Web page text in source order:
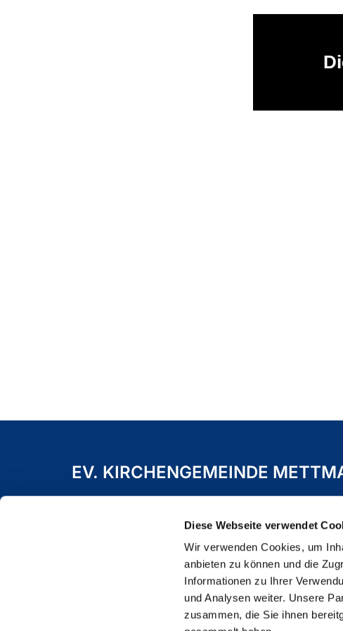
Diese Webseite verwendet
Wir verwenden Cookies, um
anbieten zu können und die
Informationen zu Ihrer
und Analysen weiter. Unsere
zusammen, die Sie ihnen
EV. KIRCHENGEMEINDE